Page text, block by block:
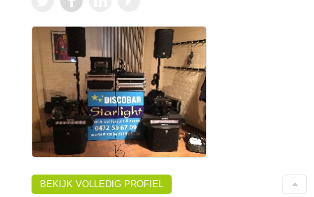
BEKIJK VOLLEDIG PROFIEL